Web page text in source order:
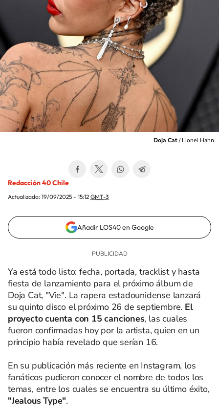
Doja Cat/Lionel Hahn
Redacción 40 Chile
Actualizada: 19/09/2025 - 15:12 GMT-3
Añadir LOS40 en Google
Ya está todo listo: fecha, portada, tracklist y hasta
fiesta de lanzamiento para el próximo álbum de
Doja Cat, "Vie". La rapera estadounidense lanzará
su quinto disco el próximo 26 de septiembre. El
proyecto cuenta con 15 canciones, las cuales
fueron confirmadas hoy por la artista, quien en un
principio había revelado que serían 16.
En su publicación más reciente en Instagram, los
fanáticos pudieron conocer el nombre de todos los
temas, entre los cuales se encuentra su último éxito,
"Jealous Type".